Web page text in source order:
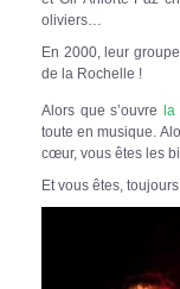
oliviers…
En 2000, leur groupe
de la Rochelle !
Alors que s’ouvre la
toute en musique.
cœur, vous êtes les
Et vous êtes,